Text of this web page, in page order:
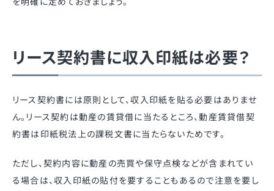
リース契約書に収入印紙は必要？
リース契約書には原則として、収入印紙を貼る必要はありませ
ん。リース契約は動産の賃貸借に当たるところ、動産賃貸借契
約書は印紙税法上の課税文書に当たらないためです。
ただし、契約内容に動産の売買や保守点検などが含まれてい
る場合は、収入印紙の貼付を要することもあるので注意を要し